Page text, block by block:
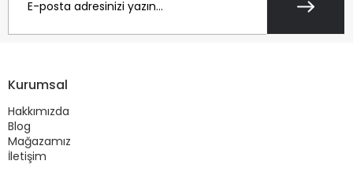
Kurumsal
Hakkımızda
Blog
Mağazamız
İletişim